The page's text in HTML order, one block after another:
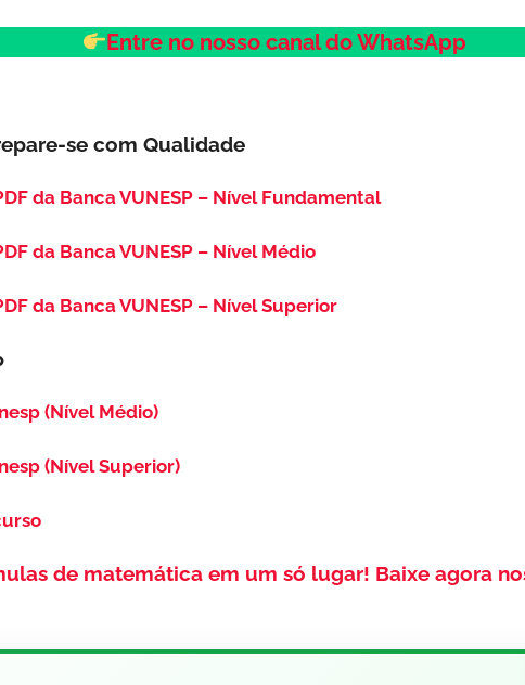
Entre no nosso canal do WhatsApp
se com Qualidade
da Banca VUNESP – Nível Fundamental
da Banca VUNESP – Nível Médio
da Banca VUNESP – Nível Superior
(Nível Médio)
(Nível Superior)
de matemática em um só lugar! Baixe agora